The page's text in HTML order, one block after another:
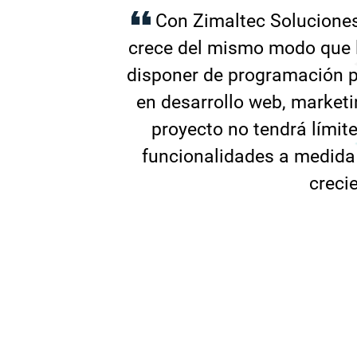
Con Zimaltec
crece del mismo modo
disponer de programación
en desarrollo web,
proyecto no tendrá
funcionalidades a